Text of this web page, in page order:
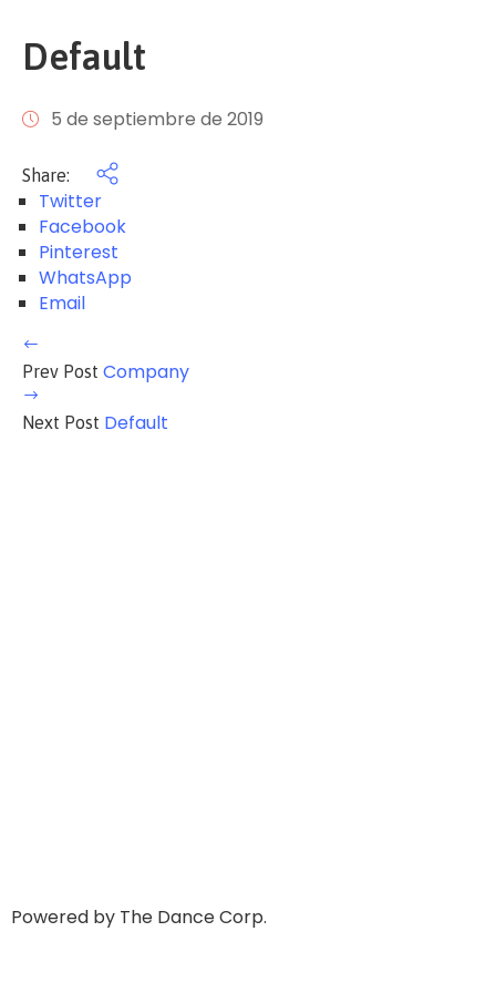
Default
5 de septiembre de 2019
Share:
Twitter
Facebook
Pinterest
WhatsApp
Email
Prev Post Company
Next Post Default
Powered by The Dance Corp.